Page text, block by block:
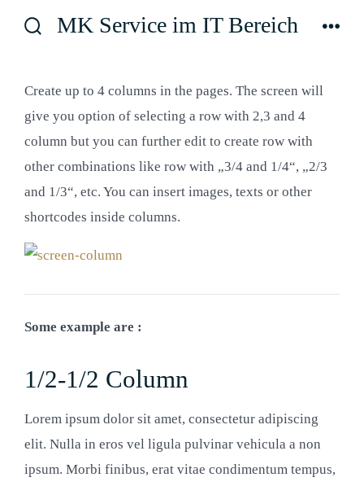
Inhalt
MK Service im IT Bereich
Create up to 4 columns in the pages. The screen will
give you option of selecting a row with 2,3 and 4
column but you can further edit to create row with
other combinations like row with „3/4 and 1/4“, „2/3
and 1/3“, etc. You can insert images, texts or other
shortcodes inside columns.
Some example are :
1/2-1/2 Column
Lorem ipsum dolor sit amet, consectetur adipiscing
elit. Nulla in eros vel ligula pulvinar vehicula a non
ipsum. Morbi finibus, erat vitae condimentum tempus,